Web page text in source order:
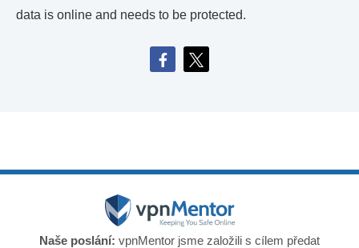
data is online and needs to be protected.
Naše poslání: vpnMentor jsme založili s cílem předat